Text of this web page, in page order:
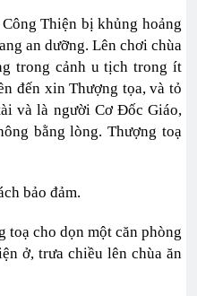
Thiện bị khủng hoảng
an dưỡng. Lên chơi chùa
trong cảnh u tịch trong ít
đến xin Thượng tọa, và tỏ
và là người Cơ Đốc Giáo,
bằng lòng. Thượng toạ
bảo đảm.
toạ cho dọn một căn phòng
ở, trưa chiều lên chùa ăn